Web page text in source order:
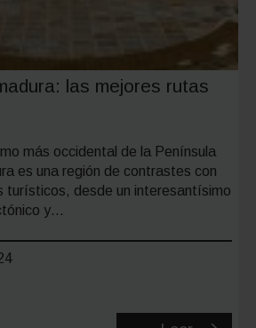
las mejores rutas
más occidental de la Península
es una región de contrastes con
turísticos, desde un interesantísimo
y…